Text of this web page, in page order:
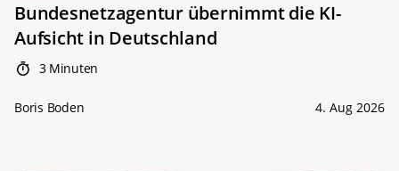
Bundesnetzagentur übernimmt die KI-
Aufsicht in Deutschland
3 Minuten
Boris Boden 4. Aug 2026